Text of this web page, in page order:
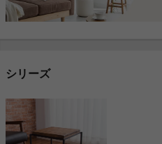
シリーズ